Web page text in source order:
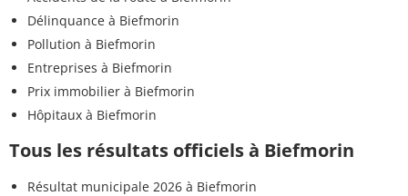
Délinquance à Biefmorin
Pollution à Biefmorin
Entreprises à Biefmorin
Prix immobilier à Biefmorin
Hôpitaux à Biefmorin
Tous les résultats officiels à Biefmorin
Résultat municipale 2026 à Biefmorin